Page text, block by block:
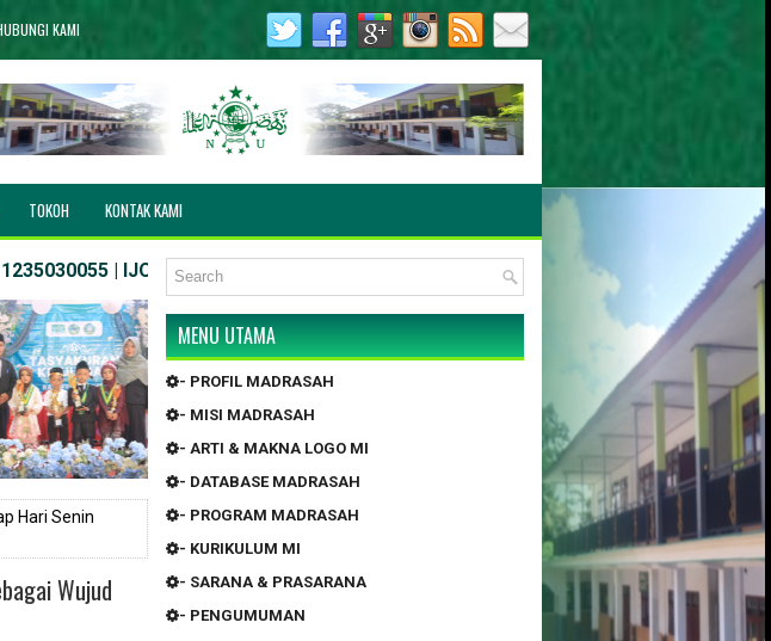
KAMI
TOKOH KONTAK KAMI
| IJOB NO. : MIS/03.0055/2017 | AKTE NOTARIS : NO. 4, MUNYATI SULLAM,
Hari Senin
Wujud
MENU UTAMA
- PROFIL MADRASAH
- MISI MADRASAH
- ARTI & MAKNA LOGO MI
- DATABASE MADRASAH
- PROGRAM MADRASAH
- KURIKULUM MI
- SARANA & PRASARANA
- PENGUMUMAN